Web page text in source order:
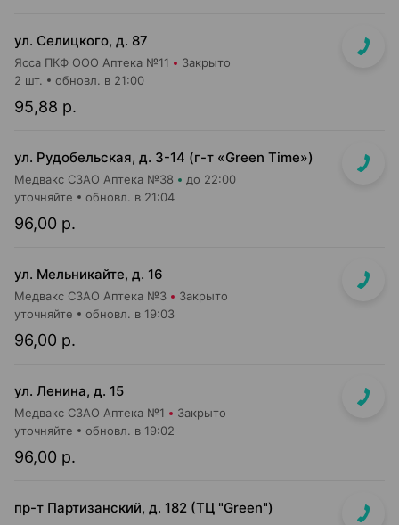
ул. Селицкого, д. 87
Ясса ПКФ ООО Аптека №11 Закрыто
95,88 р.
2 шт. обновл. в 21:00
ул. Рудобельская, д. 3-14 (г-т «Green Time»)
Медвакс СЗАО Аптека №38 до 22:00
96,00 р.
уточняйте обновл. в 21:04
ул. Мельникайте, д. 16
Медвакс СЗАО Аптека №3 Закрыто
96,00 р.
уточняйте обновл. в 19:03
ул. Ленина, д. 15
Медвакс СЗАО Аптека №1 Закрыто
96,00 р.
уточняйте обновл. в 19:02
пр-т Партизанский, д. 182 (ТЦ "Green")